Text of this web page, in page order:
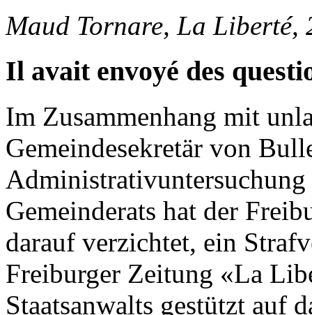
Maud Tornare, La Liberté,
Il avait envoyé des
Im Zusammenhang mit
Gemeindesekretär von
Administrativuntersuchung
Gemeinderats hat der
darauf verzichtet, ein
Freiburger Zeitung «La
Staatsanwalts gestützt auf